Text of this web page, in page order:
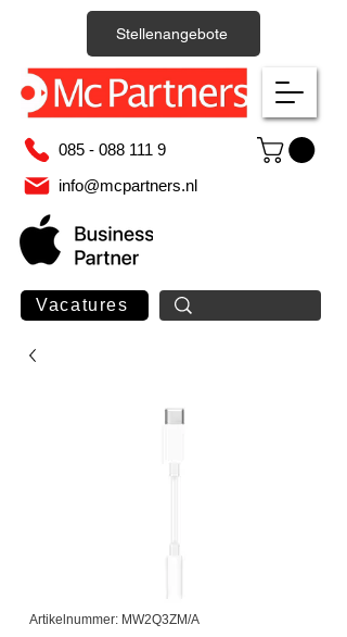
085 - 088 111 9
info@mcpartners.nl
Vacatures
Stellenangebote
Artikelnummer: MW2Q3ZM/A